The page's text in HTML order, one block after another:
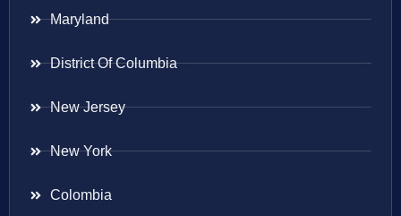
Maryland
District Of Columbia
New Jersey
New York
Colombia